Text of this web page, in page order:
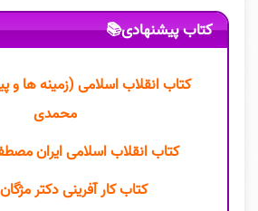
کتاب پیشنهادی📚
کتاب انقلاب اسلامی (زمینه ها و
محمدی
کتاب انقلاب اسلامی ایران
کتاب کار آفرینی دکتر